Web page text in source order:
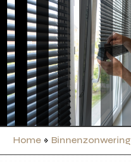
Home » Binnenzonwering